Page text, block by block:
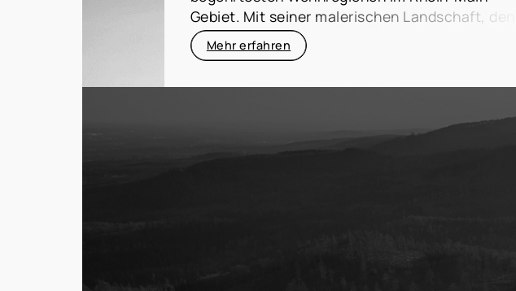
kenne jede Ecke dieses vielseitigen Landkreises
und begleite Sie persönlich und zuverlässig,
wenn es um den Kauf oder Verkauf Ihrer
Immobilie geht. Mit meiner tiefen
Marktkenntnis, langjährigen Erfahrung und
Seite, um Ihre Immobilienziele im Landkreis
Offenbach zu erreichen.
Gebiet. Mit seiner malerischen Landschaft, den
charmanten Städten und Dörfern sowie seiner
Nähe zur Metropole Frankfurt vereint der
sind nicht nur für ihre hohe
Lebensqualität bekannt, sondern auch für ihre
Mehr erfahren